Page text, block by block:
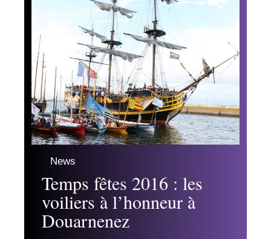
News
Temps fêtes 2016 : les
voiliers à l’honneur à
Douarnenez